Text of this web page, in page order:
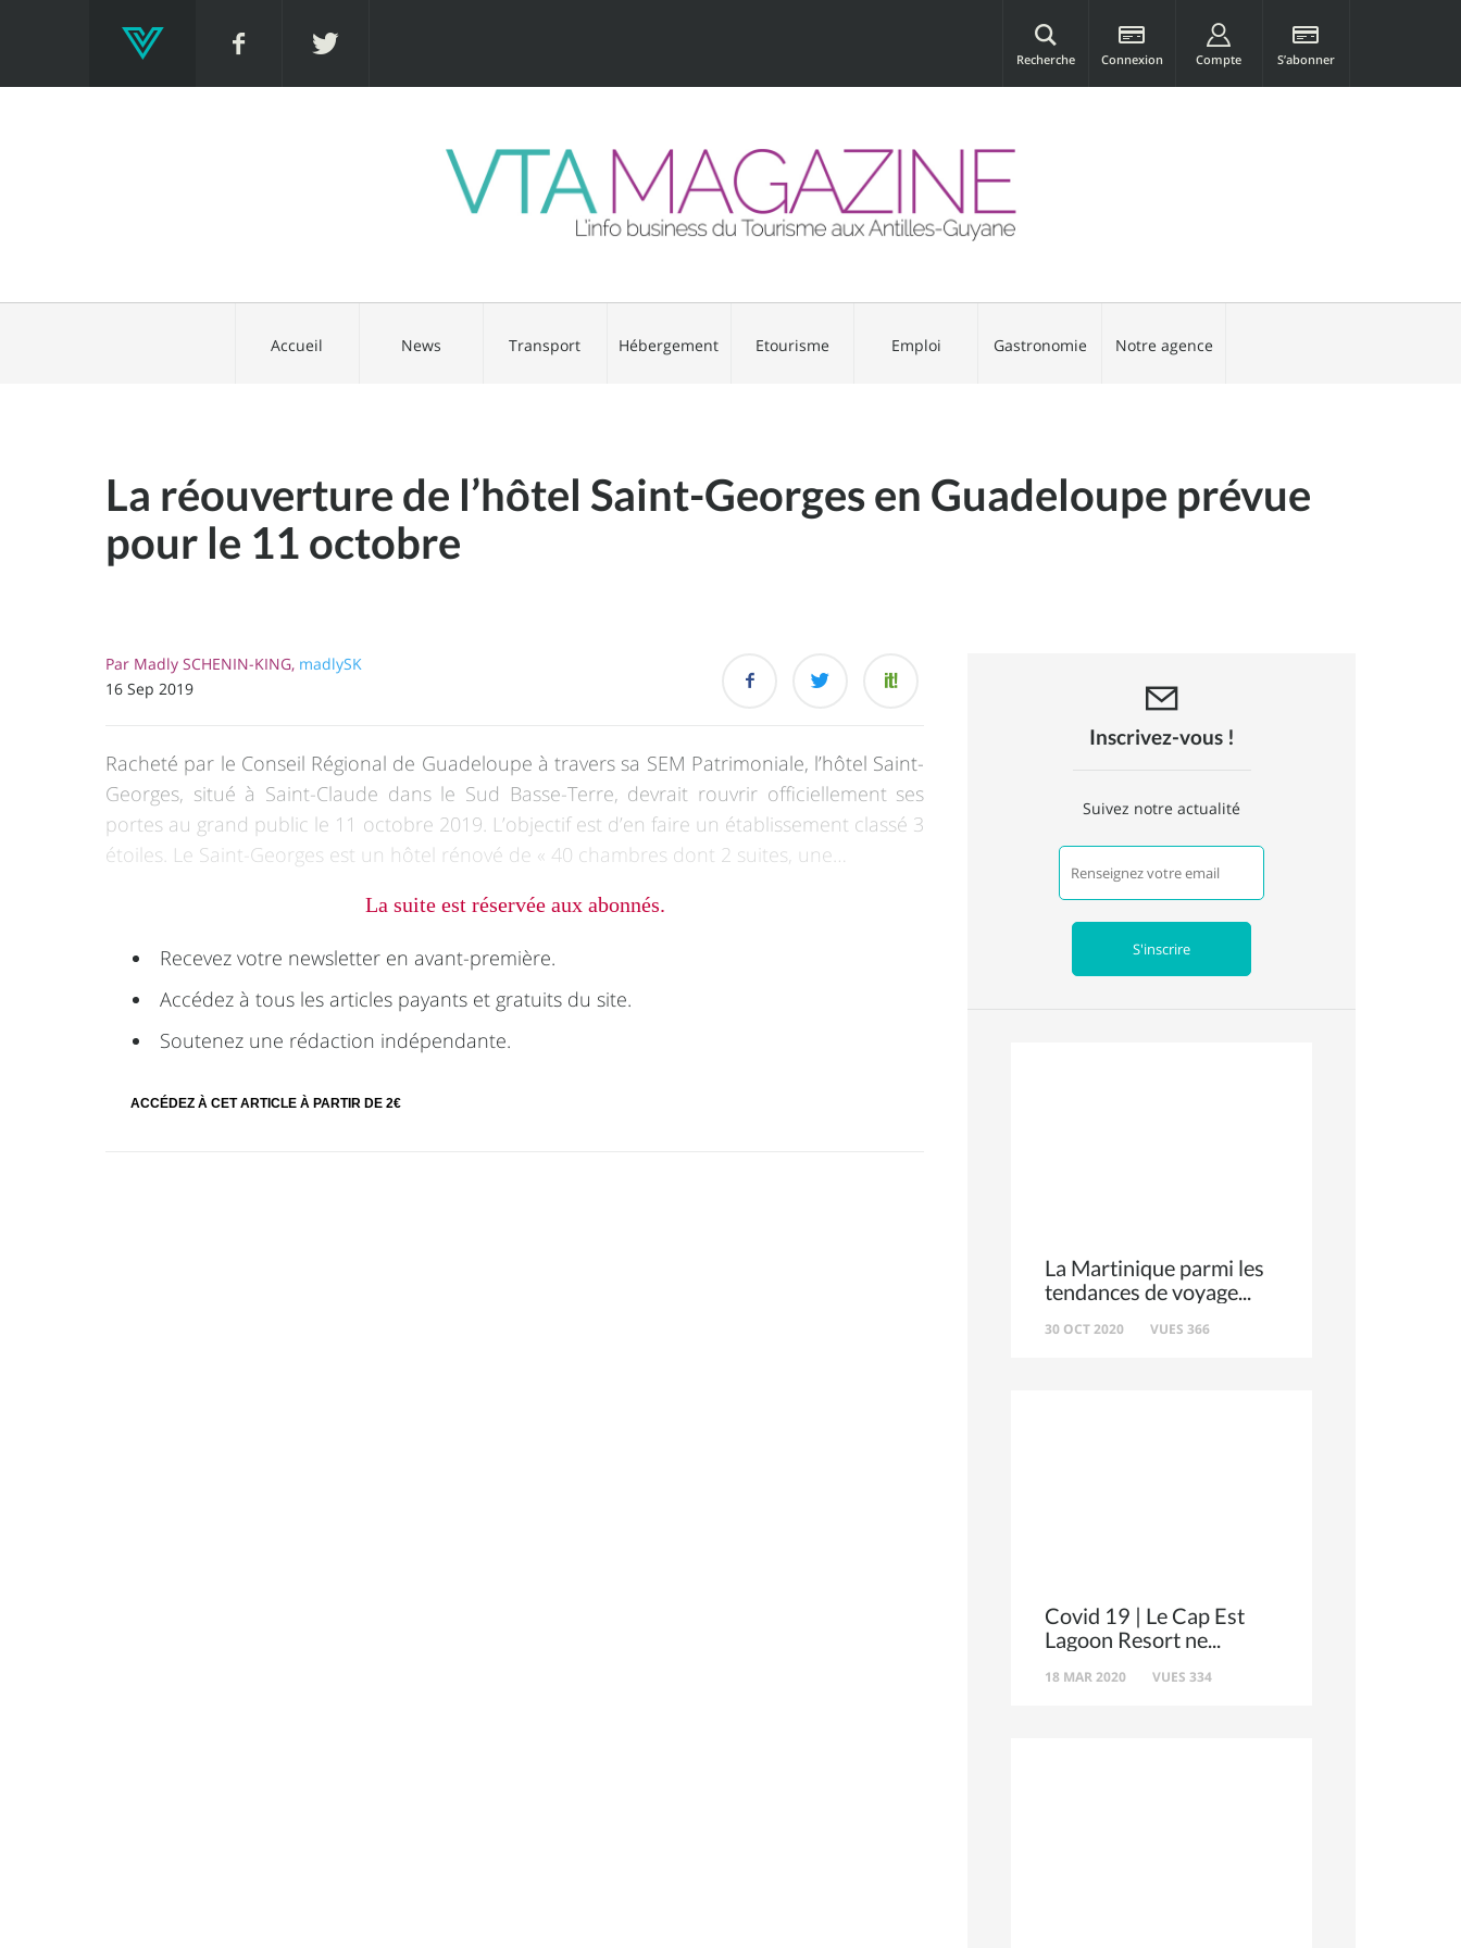
Recherche Connexion Compte S’abonner
Accueil News Transport Hébergement Etourisme Emploi Gastronomie Notre agence
La réouverture de l’hôtel Saint-Georges en Guadeloupe prévue
pour le 11 octobre
Par Madly SCHENIN-KING, madlySK
16 Sep 2019
Racheté par le Conseil Régional de Guadeloupe à travers sa SEM Patrimoniale, l’hôtel Saint-
Georges, situé à Saint-Claude dans le Sud Basse-Terre, devrait rouvrir officiellement ses
portes au grand public le 11 octobre 2019. L’objectif est d’en faire un établissement classé 3
étoiles. Le Saint-Georges est un hôtel rénové de « 40 chambres dont 2 suites, une…
La suite est réservée aux abonnés.
Recevez votre newsletter en avant-première.
Accédez à tous les articles payants et gratuits du site.
Soutenez une rédaction indépendante.
ACCÉDEZ À CET ARTICLE À PARTIR DE 2€
Inscrivez-vous !
Suivez notre actualité
La Martinique parmi les
tendances de voyage
30 OCT 2020 VUES 366
Covid 19 | Le Cap Est
Lagoon Resort ne
18 MAR 2020 VUES 334